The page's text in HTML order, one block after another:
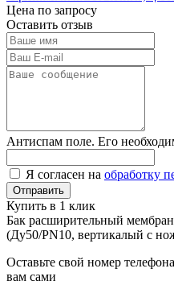
Цена по запросу
Оставить отзыв
Антиспам поле. Его
Я согласен на обработку
Купить в 1 клик
Бак расширительный
(Ду50/PN10, вертикалый с
Оставьте свой номер
вам сами